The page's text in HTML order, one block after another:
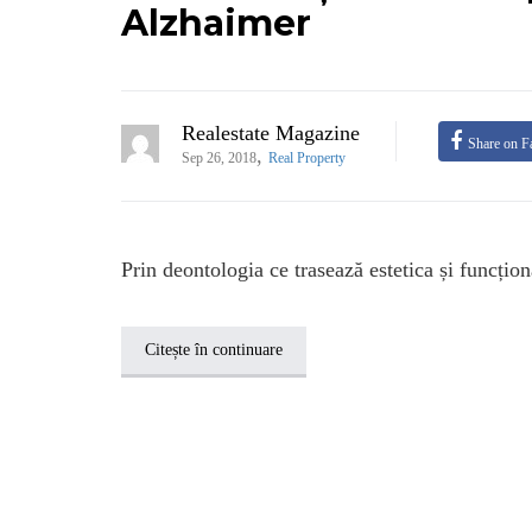
Alzhaimer
Realestate Magazine
Sep 26, 2018, Real Property
Share on
Prin deontologia ce trasează estetica și
Citește în continuare